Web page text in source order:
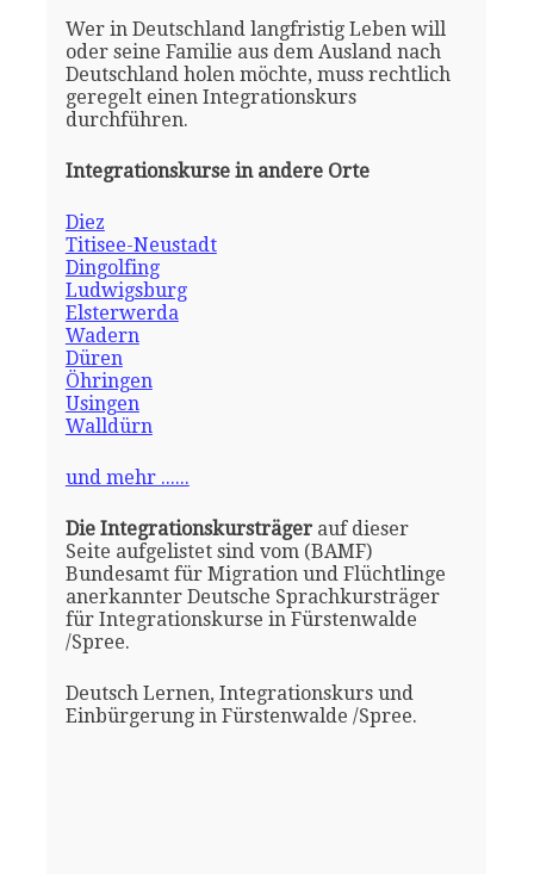
Wer in Deutschland langfristig Leben will
oder seine Familie aus dem Ausland nach
Deutschland holen möchte, muss rechtlich
geregelt einen Integrationskurs
durchführen.
Integrationskurse in andere Orte
Diez
Titisee-Neustadt
Dingolfing
Ludwigsburg
Elsterwerda
Wadern
Düren
Öhringen
Usingen
Walldürn
und mehr ......
Die Integrationskursträgerauf dieser
Seite aufgelistet sind vom (BAMF)
Bundesamt für Migration und Flüchtlinge
anerkannter Deutsche Sprachkursträger
für Integrationskurse in Fürstenwalde
/Spree.
Deutsch Lernen, Integrationskurs und
Einbürgerung in Fürstenwalde /Spree.